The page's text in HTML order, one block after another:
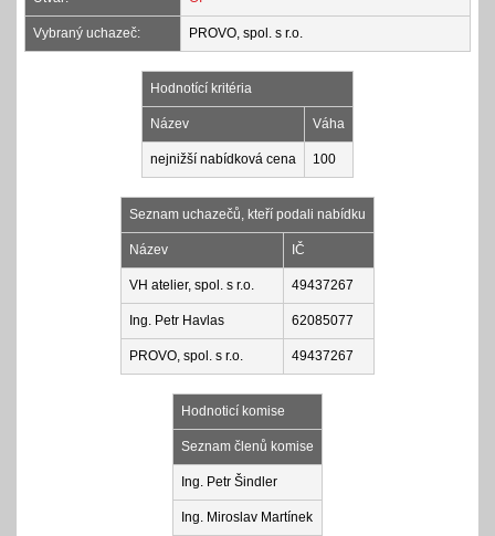
Vybraný uchazeč: PROVO, spol. s r.o.
Hodnotící kritéria
Název Váha
nejnižší nabídková cena 100
Seznam uchazečů, kteří podali nabídku
Název IČ
VH atelier, spol. s r.o. 49437267
Ing. Petr Havlas 62085077
PROVO, spol. s r.o. 49437267
Hodnoticí komise
Seznam členů komise
Ing. Petr Šindler
Ing. Miroslav Martínek